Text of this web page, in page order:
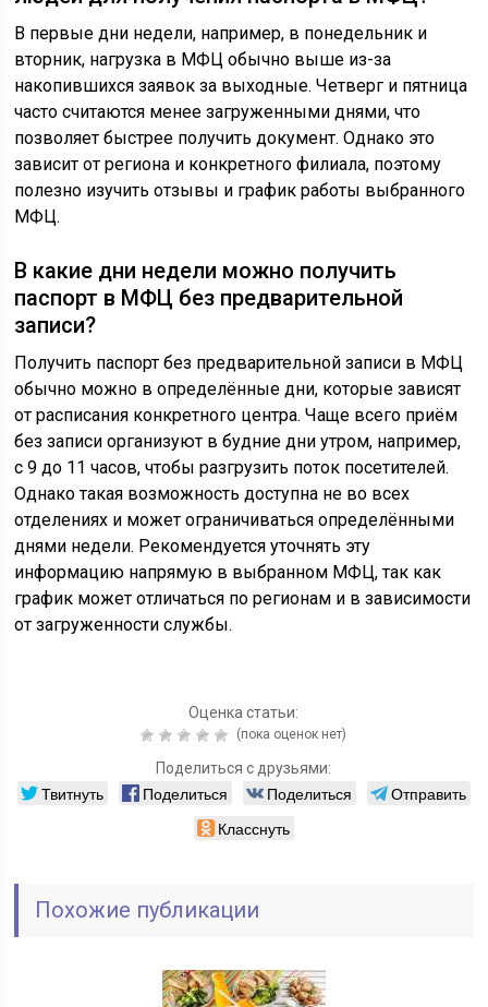
В первые дни недели, например, в понедельник и
вторник, нагрузка в МФЦ обычно выше из-за
накопившихся заявок за выходные. Четверг и пятница
часто считаются менее загруженными днями, что
позволяет быстрее получить документ. Однако это
зависит от региона и конкретного филиала, поэтому
полезно изучить отзывы и график работы выбранного
МФЦ.
В какие дни недели можно получить
паспорт в МФЦ без предварительной
записи?
Получить паспорт без предварительной записи в МФЦ
обычно можно в определённые дни, которые зависят
от расписания конкретного центра. Чаще всего приём
без записи организуют в будние дни утром, например,
с 9 до 11 часов, чтобы разгрузить поток посетителей.
Однако такая возможность доступна не во всех
отделениях и может ограничиваться определёнными
днями недели. Рекомендуется уточнять эту
информацию напрямую в выбранном МФЦ, так как
график может отличаться по регионам и в зависимости
от загруженности службы.
Оценка статьи:
(пока оценок нет)
Поделиться с друзьями:
Твитнуть Поделиться Поделиться
Отправить
Класснуть
Похожие публикации